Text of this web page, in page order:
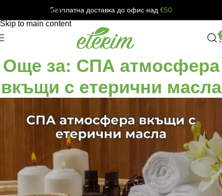
Skip to navigation
Skip to main content
Безплатна доставка до офис над €50
Още за: СПА атмосфера
вкъщи с етерични масла